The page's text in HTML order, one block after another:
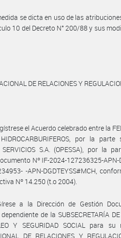
se dicta en uso de las
10 del Decreto N° 200/88 y sus
DE RELACIONES Y
el Acuerdo celebrado entre la
HIDROCARBURIFEROS, por la
SERVICIOS S.A. (OPESSA), por la
Nº IF-2024-127236325-APN-
-APN-DGDTEYSS#MCH,
Nº 14.250 (t.o 2004).
a la Dirección de Gestión
de la SUBSECRETARÍA
Y SEGURIDAD SOCIAL para
DE RELACIONES Y